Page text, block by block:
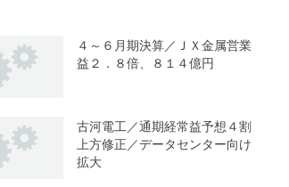
４～６月期決算／ＪＸ金属営業
益２．８倍、８１４億円
古河電工／通期経常益予想４割
上方修正／データセンター向け
拡大